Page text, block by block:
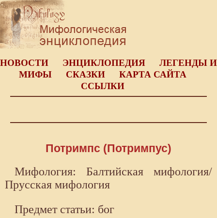
НОВОСТИ ЭНЦИКЛОПЕДИЯ
ЛЕГЕНДЫ И
МИФЫ
СКАЗКИ
КАРТА САЙТА
ССЫЛКИ
Потримпс (Потримпус)
Мифология: Балтийская мифология/
Прусская мифология
Предмет статьи: бог